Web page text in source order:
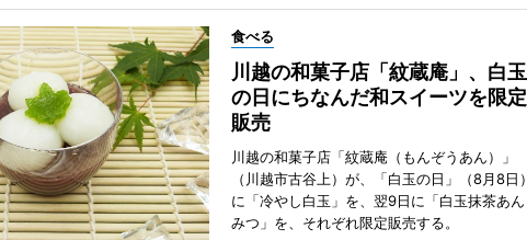
食べる
川越の和菓子店「紋蔵庵」、白玉
の日にちなんだ和スイーツを限定
販売
川越の和菓子店「紋蔵庵（もんぞうあん）」
（川越市古谷上）が、「白玉の日」（8月8日）
に「冷やし白玉」を、翌9日に「白玉抹茶あん
みつ」を、それぞれ限定販売する。